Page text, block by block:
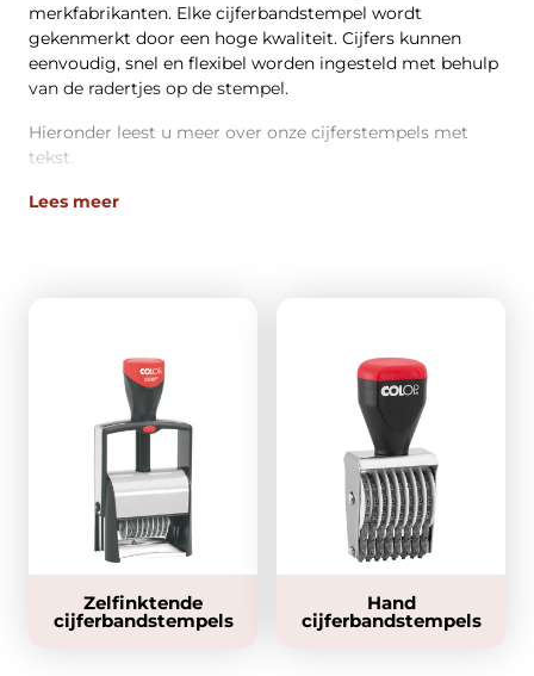
merkfabrikanten. Elke cijferbandstempel wordt
gekenmerkt door een hoge kwaliteit. Cijfers kunnen
eenvoudig, snel en flexibel worden ingesteld met behulp
van de radertjes op de stempel.
Hieronder leest u meer over onze cijferstempels met
tekst.
Lees meer
Zelfinktende
cijferbandstempels
Hand
cijferbandstempels